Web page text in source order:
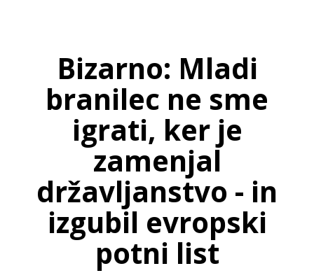
Bizarno: Mladi
branilec ne sme
igrati, ker je
zamenjal
državljanstvo - in
izgubil evropski
potni list